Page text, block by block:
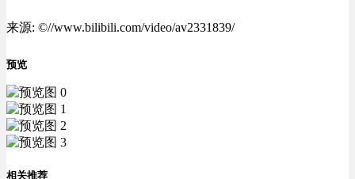
来源: ©//www.bilibili.com/video/av2331839/
预览
相关推荐